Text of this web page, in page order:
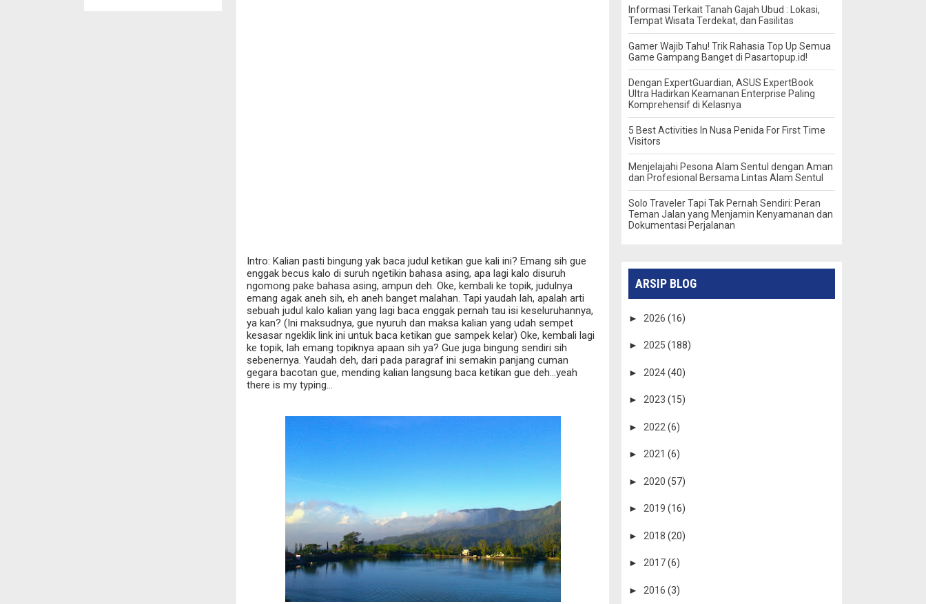
Intro: Kalian pasti bingung yak baca judul ketikan gue kali ini? Emang sih gue
enggak becus kalo di suruh ngetikin bahasa asing, apa lagi kalo disuruh
ngomong pake bahasa asing, ampun deh. Oke, kembali ke topik, judulnya
emang agak aneh sih, eh aneh banget malahan. Tapi yaudah lah, apalah arti
sebuah judul kalo kalian yang lagi baca enggak pernah tau isi keseluruhannya,
ya kan? (Ini maksudnya, gue nyuruh dan maksa kalian yang udah sempet
kesasar ngeklik link ini untuk baca ketikan gue sampek kelar) Oke, kembali lagi
ke topik, lah emang topiknya apaan sih ya? Gue juga bingung sendiri sih
sebenernya. Yaudah deh, dari pada paragraf ini semakin panjang cuman
gegara bacotan gue, mending kalian langsung baca ketikan gue deh...yeah
there is my typing...
Informasi Terkait Tanah Gajah Ubud : Lokasi,
Tempat Wisata Terdekat, dan Fasilitas
Gamer Wajib Tahu! Trik Rahasia Top Up Semua
Game Gampang Banget di Pasartopup.id!
Dengan ExpertGuardian, ASUS ExpertBook
Ultra Hadirkan Keamanan Enterprise Paling
Komprehensif di Kelasnya
5 Best Activities In Nusa Penida For First Time
Visitors
Menjelajahi Pesona Alam Sentul dengan Aman
dan Profesional Bersama Lintas Alam Sentul
Solo Traveler Tapi Tak Pernah Sendiri: Peran
Teman Jalan yang Menjamin Kenyamanan dan
Dokumentasi Perjalanan
ARSIP BLOG
► 2026 (16)
► 2025 (188)
► 2024(40)
► 2023 (15)
► 2022 (6)
► 2021 (6)
► 2020 (57)
► 2019 (16)
► 2018 (20)
► 2017(6)
► 2016 (3)